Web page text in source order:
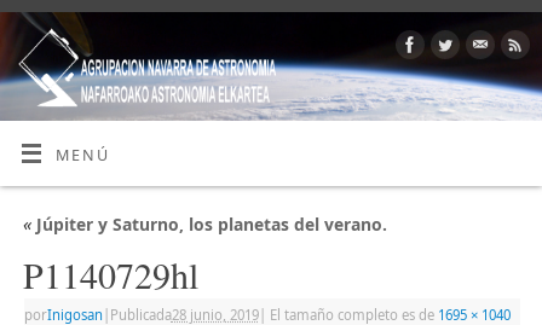
MENÚ
«Júpiter y Saturno, los planetas del verano.
P1140729hl
porInigosan Publicada28 junio, 2019| El tamaño completo es de 1695 × 1040